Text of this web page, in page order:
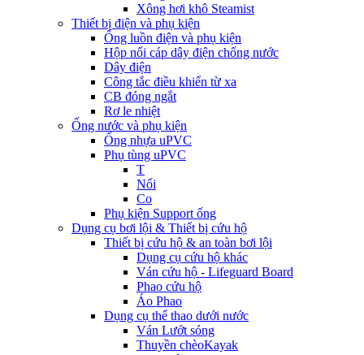
Xông hơi khô Steamist
Thiết bị điện và phụ kiện
Ống luồn điện và phụ kiện
Hộp nối cáp dây điện chống nước
Dây điện
Công tắc điều khiển từ xa
CB đóng ngắt
Rơ le nhiệt
Ống nước và phụ kiện
Ống nhựa uPVC
Phụ tùng uPVC
T
Nối
Co
Phụ kiện Support ống
Dụng cụ bơi lội & Thiết bị cứu hộ
Thiết bị cứu hộ & an toàn bơi lội
Dụng cụ cứu hộ khác
Ván cứu hộ - Lifeguard Board
Phao cứu hộ
Áo Phao
Dụng cụ thể thao dưới nước
Ván Lướt sóng
Thuyền chèoKayak